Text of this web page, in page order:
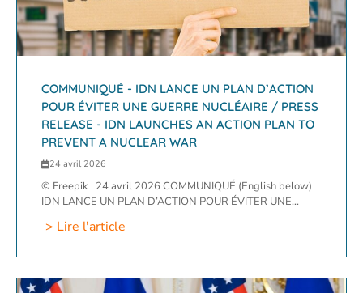
COMMUNIQUÉ - IDN LANCE UN PLAN D’ACTION
POUR ÉVITER UNE GUERRE NUCLÉAIRE / PRESS
RELEASE - IDN LAUNCHES AN ACTION PLAN TO
PREVENT A NUCLEAR WAR
24 avril 2026
© Freepik 24 avril 2026 COMMUNIQUÉ (English below)
IDN LANCE UN PLAN D’ACTION POUR ÉVITER UNE...
> Lire l'article